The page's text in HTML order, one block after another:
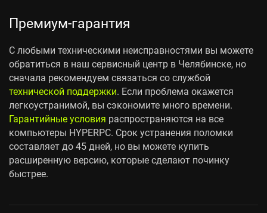
Премиум-гарантия
С любыми техническими неисправностями вы можете
обратиться в наш сервисный центр в Челябинске, но
сначала рекомендуем связаться со службой
технической поддержки. Если проблема окажется
легкоустранимой, вы сэкономите много времени.
Гарантийные условия распространяются на все
компьютеры HYPERPC. Срок устранения поломки
составляет до 45 дней, но вы можете купить
расширенную версию, которые сделают починку
быстрее.